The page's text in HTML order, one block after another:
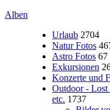
Alben
Urlaub 2704
Natur Fotos
Astro Fotos 67
Exkursionen
Konzerte und
Outdoor - Lost
etc. 1737